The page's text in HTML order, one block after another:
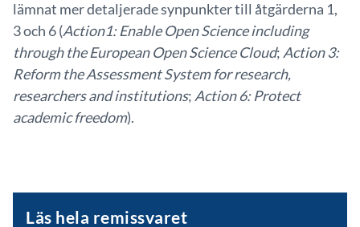
lämnat mer detaljerade synpunkter till åtgärderna 1,
3 och 6 (Action1: Enable Open Science including
through the European Open Science Cloud; Action 3:
Reform the Assessment System for research,
researchers and institutions; Action 6: Protect
academic freedom).
Läs hela remissvaret